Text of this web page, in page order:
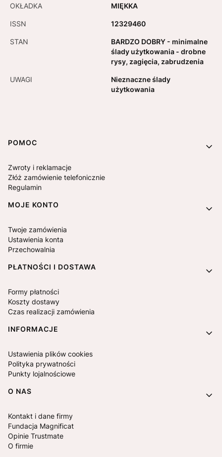
OKŁADKA MIĘKKA
ISSN 12329460
STAN
BARDZO DOBRY - minimalne
ślady użytkowania - drobne
rysy, zagięcia, zabrudzenia
UWAGI
Nieznaczne ślady
użytkowania
Linki w stopce
POMOC
Zwroty i reklamacje
Złóż zamówienie telefonicznie
Regulamin
MOJE KONTO
Twoje zamówienia
Ustawienia konta
Przechowalnia
PŁATNOŚCI I DOSTAWA
Formy płatności
Koszty dostawy
Czas realizacji zamówienia
INFORMACJE
Ustawienia plików cookies
Polityka prywatności
Punkty lojalnościowe
O NAS
Kontakt i dane firmy
Fundacja Magnificat
Opinie Trustmate
O firmie